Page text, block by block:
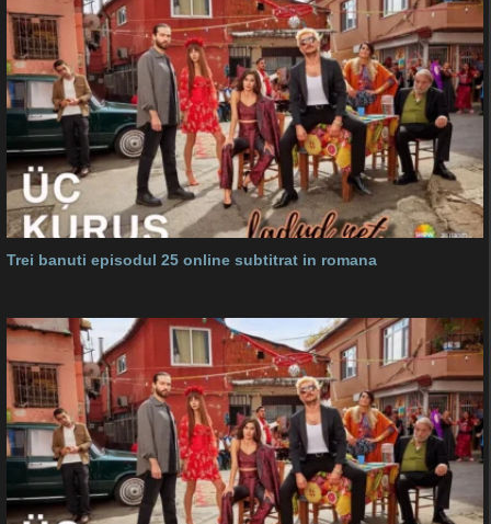
Trei banuti episodul 25 online subtitrat in romana